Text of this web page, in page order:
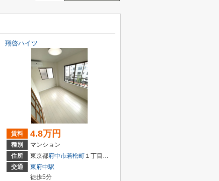
翔啓ハイツ
賃料 4.8万円
種別
マンション
住所
東京都府中市若松町 １丁目３７－２６
交通
東府中駅
徒歩5分